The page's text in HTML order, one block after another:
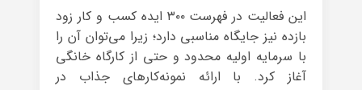
این فعالیت در فهرست ۳۰۰ ایده کسب و کار زود
بازده نیز جایگاه مناسبی دارد؛ زیرا می‌توان آن را
با سرمایه اولیه محدود و حتی از کارگاه خانگی
آغاز کرد. با ارائه نمونه‌کارهای جذاب در